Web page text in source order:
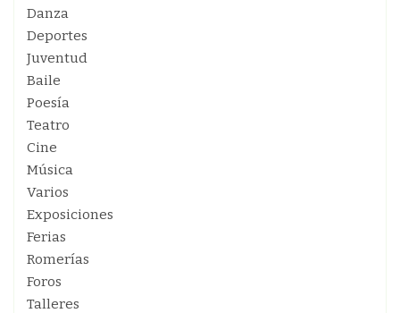
Danza
Deportes
Juventud
Baile
Poesía
Teatro
Cine
Música
Varios
Exposiciones
Ferias
Romerías
Foros
Talleres